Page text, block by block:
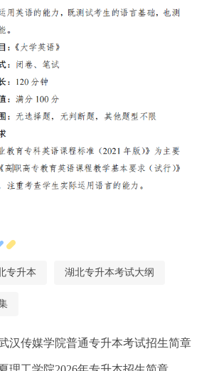
专升本 湖北专升本考试大纲
汉传媒学院普通专升本考试招生简章